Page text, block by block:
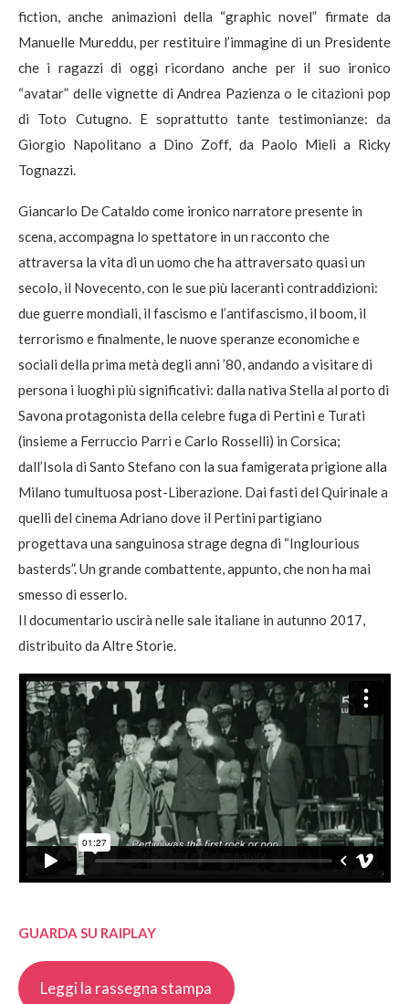
fiction, anche animazioni della “graphic novel” firmate da
Manuelle Mureddu, per restituire l’immagine di un Presidente
che i ragazzi di oggi ricordano anche per il suo ironico
“avatar” delle vignette di Andrea Pazienza o le citazioni pop
di Toto Cutugno. E soprattutto tante testimonianze: da
Giorgio Napolitano a Dino Zoff, da Paolo Mieli a Ricky
Tognazzi.
Giancarlo De Cataldo come ironico narratore presente in
scena, accompagna lo spettatore in un racconto che
attraversa la vita di un uomo che ha attraversato quasi un
secolo, il Novecento, con le sue più laceranti contraddizioni:
due guerre mondiali, il fascismo e l’antifascismo, il boom, il
terrorismo e finalmente, le nuove speranze economiche e
sociali della prima metà degli anni ’80, andando a visitare di
persona i luoghi più significativi: dalla nativa Stella al porto di
Savona protagonista della celebre fuga di Pertini e Turati
(insieme a Ferruccio Parri e Carlo Rosselli) in Corsica;
dall’Isola di Santo Stefano con la sua famigerata prigione alla
Milano tumultuosa post-Liberazione. Dai fasti del Quirinale a
quelli del cinema Adriano dove il Pertini partigiano
progettava una sanguinosa strage degna di “Inglourious
basterds”. Un grande combattente, appunto, che non ha mai
smesso di esserlo.
Il documentario uscirà nelle sale italiane in autunno 2017,
distribuito da Altre Storie.
GUARDA SU RAIPLAY
Leggi la rassegna stampa